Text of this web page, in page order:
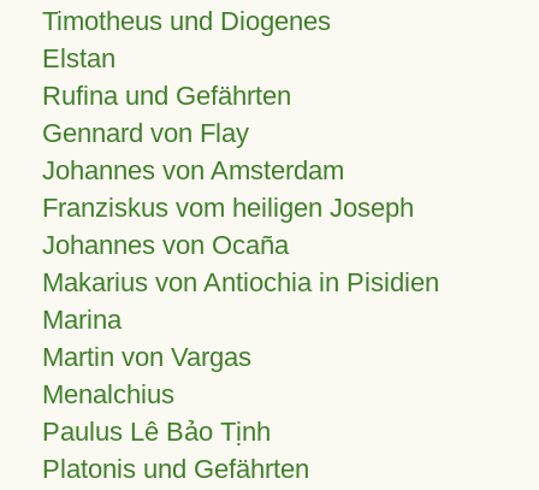
Timotheus und Diogenes
Elstan
Rufina und Gefährten
Gennard von Flay
Johannes von Amsterdam
Franziskus vom heiligen Joseph
Johannes von Ocaña
Makarius von Antiochia in Pisidien
Marina
Martin von Vargas
Menalchius
Paulus Lê Bảo Tịnh
Platonis und Gefährten